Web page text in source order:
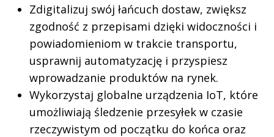
Zdigitalizuj swój łańcuch dostaw, zwiększ
zgodność z przepisami dzięki widoczności i
powiadomieniom w trakcie transportu,
usprawnij automatyzację i przyspiesz
wprowadzanie produktów na rynek.
Wykorzystaj globalne urządzenia IoT, które
umożliwiają śledzenie przesyłek w czasie
rzeczywistym od początku do końca oraz